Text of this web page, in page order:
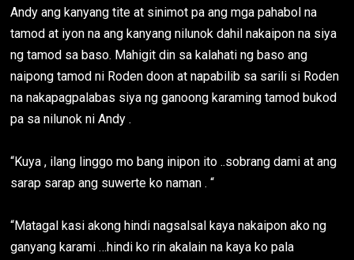
Andy ang kanyang tite at sinimot pa ang mga pahabol na
tamod at iyon na ang kanyang nilunok dahil nakaipon na siya
ng tamod sa baso. Mahigit din sa kalahati ng baso ang
naipong tamod ni Roden doon at napabilib sa sarili si Roden
na nakapagpalabas siya ng ganoong karaming tamod bukod
pa sa nilunok ni Andy .
“Kuya , ilang linggo mo bang inipon ito ..sobrang dami at ang
sarap sarap ang suwerte ko naman . “
“Matagal kasi akong hindi nagsalsal kaya nakaipon ako ng
ganyang karami …hindi ko rin akalain na kaya ko pala